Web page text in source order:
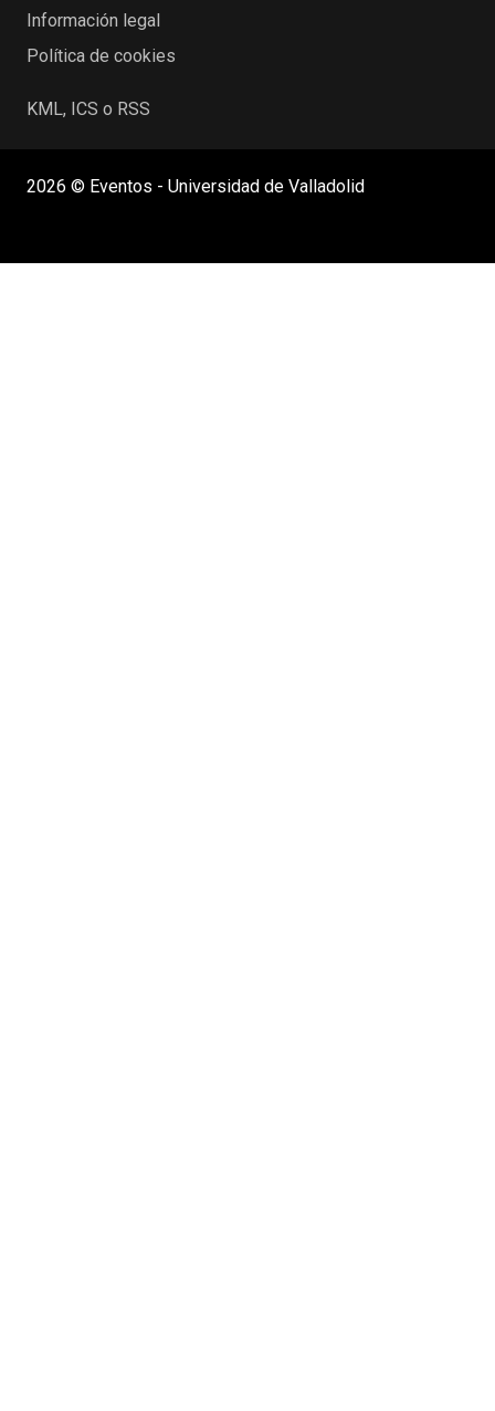
Información legal
Política de cookies
KML, ICS o RSS
2026 © Eventos - Universidad de Valladolid